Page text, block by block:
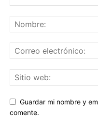
Guardar mi nombre y
comente.